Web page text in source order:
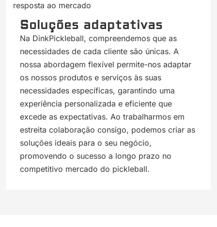
Soluções adaptativas
Na DinkPickleball, compreendemos que as
necessidades de cada cliente são únicas. A
nossa abordagem flexível permite-nos adaptar
os nossos produtos e serviços às suas
necessidades específicas, garantindo uma
experiência personalizada e eficiente que
excede as expectativas. Ao trabalharmos em
estreita colaboração consigo, podemos criar as
soluções ideais para o seu negócio,
promovendo o sucesso a longo prazo no
competitivo mercado do pickleball.